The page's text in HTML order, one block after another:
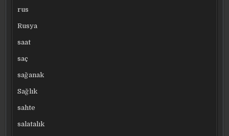
rus
Rusya
saat
saç
sağanak
Sağlık
sahte
salatalık